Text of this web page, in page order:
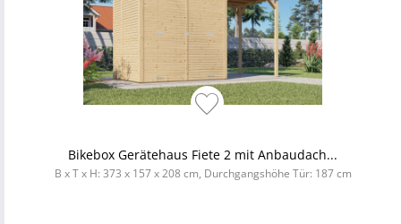
Bikebox Gerätehaus Fiete 2 mit Anbaudach...
B x T x H: 373 x 157 x 208 cm, Durchgangshöhe Tür: 187 cm